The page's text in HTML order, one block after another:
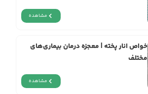
مشاهده
خواص انار پخته | معجزه‌ درمان بیماری‌های
مختلف
مشاهده